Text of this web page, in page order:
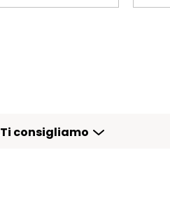
Ti consigliamo